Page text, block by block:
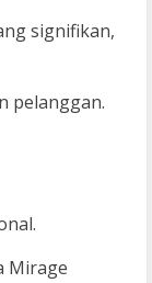
signifikan,
pelanggan.
Mirage